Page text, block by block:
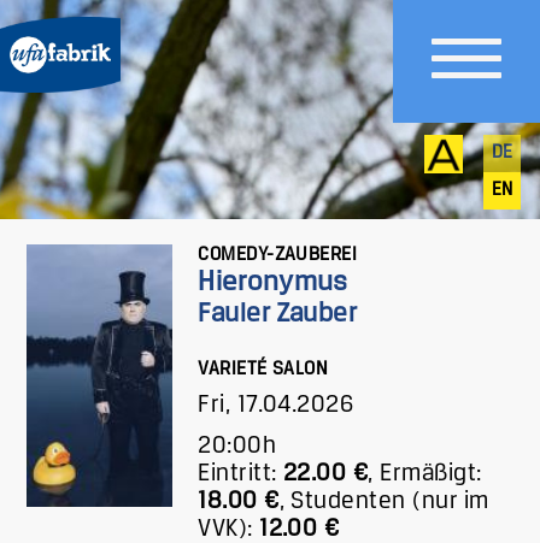
DE
EN
COMEDY-ZAUBEREI
Hieronymus
Fauler Zauber
VARIETÉ SALON
Fri, 17.04.2026
20:00h
Eintritt: 22.00 €, Ermäßigt:
18.00 €, Studenten (nur im
VVK): 12.00 €